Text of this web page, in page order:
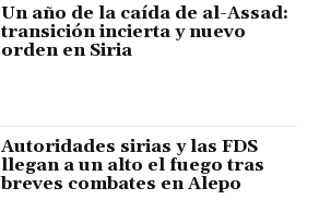
Un año de la caída de al-Assad:
transición incierta y nuevo
orden en Siria
Autoridades sirias y las FDS
llegan a un alto el fuego tras
breves combates en Alepo